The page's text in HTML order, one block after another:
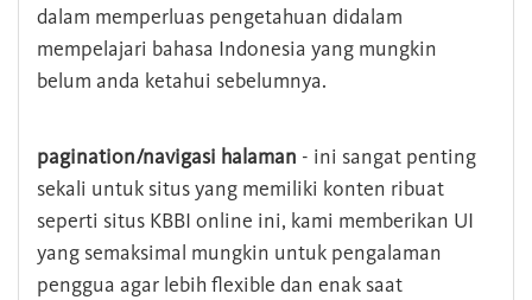
dalam memperluas pengetahuan didalam
mempelajari bahasa Indonesia yang mungkin
belum anda ketahui sebelumnya.
pagination/navigasi halaman - ini sangat penting
sekali untuk situs yang memiliki konten ribuat
seperti situs KBBI online ini, kami memberikan UI
yang semaksimal mungkin untuk pengalaman
penggua agar lebih flexible dan enak saat